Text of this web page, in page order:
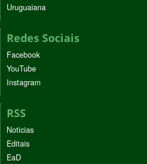
Uruguaiana
Redes Sociais
Facebook
YouTube
Instagram
RSS
Noticias
Editais
EaD